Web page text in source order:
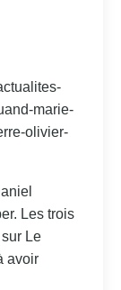
marie-
olivier-
Les trois
Le
avoir